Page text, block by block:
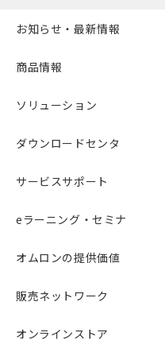
お知らせ・最新情報
商品情報
ソリューション
ダウンロードセンタ
サービスサポート
eラーニング・セミナ
オムロンの提供価値
販売ネットワーク
オンラインストア